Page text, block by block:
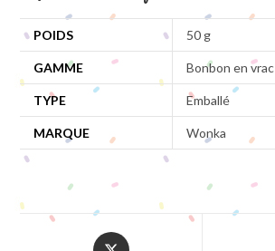
POIDS 50 g
GAMME Bonbon en vrac
TYPE Emballé
MARQUE Wonka
Opens